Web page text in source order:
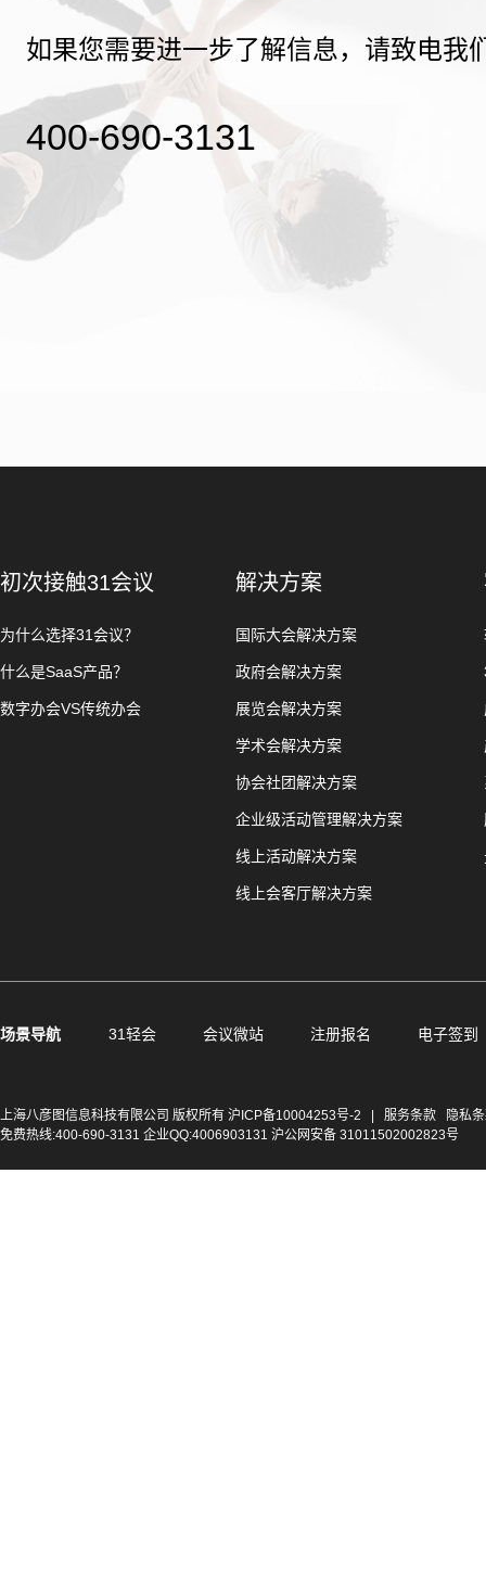
如果您需要进一步了解信息，请致电我
400-690-3131
初次接触31会议
为什么选择31会议？
什么是SaaS产品？
数字办会VS传统办会
解决方案
国际大会解决方案
政府会解决方案
展览会解决方案
学术会解决方案
协会社团解决方案
企业级活动管理解决方案
线上活动解决方案
线上会客厅解决方案
场景导航 31轻会 会议微站 注册报名 电子签到
上海八彦图信息科技有限公司 版权所有 沪ICP备10004253号-2 服务条款
隐私
免费热线:400-690-3131 企业QQ:4006903131 沪公网安备 31011502002823号